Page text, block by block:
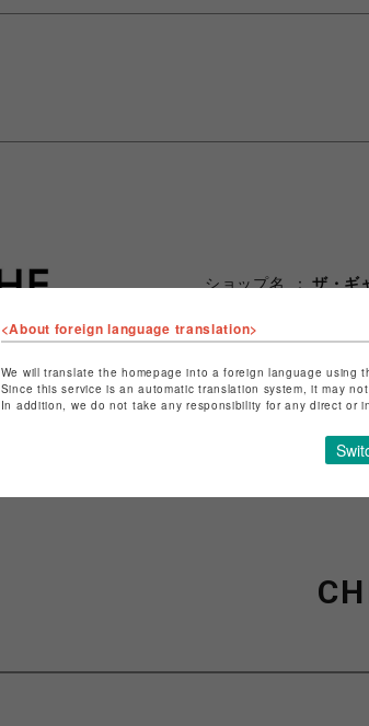
ショップ名
ザ・ギ
ショップお問い合わせ
<About foreign language translation>
We will translate the homepage into a foreign language using
Since this service is an automatic translation system, it may
In addition, we do not take any responsibility for any direct or